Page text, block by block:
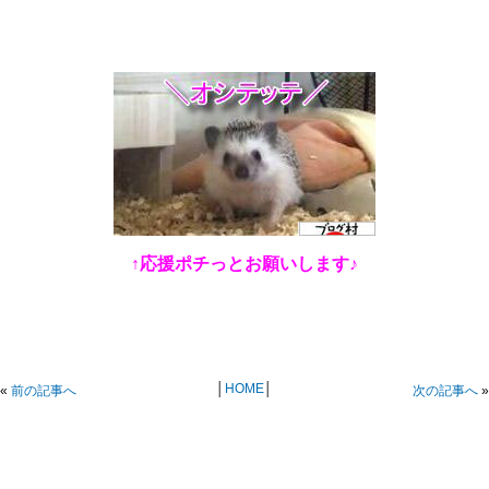
↑応援ポチっとお願いします♪
« 前の記事へ HOME│ 次の記事へ »